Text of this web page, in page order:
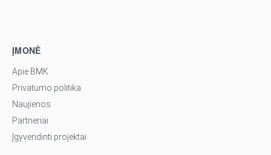
ĮMONĖ
Apie BMK
Privatumo politika
Naujienos
Partneriai
Įgyvendinti projektai